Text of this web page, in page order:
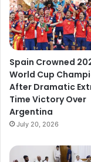
Spain Crowned
World Cup
After Dramatic
Time Victory Over
Argentina
July 20, 2026